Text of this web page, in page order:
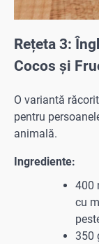
Rețeta 3:
Cocos și
O variantă
pentru
animală.
Ingrediente:
400
cu
350